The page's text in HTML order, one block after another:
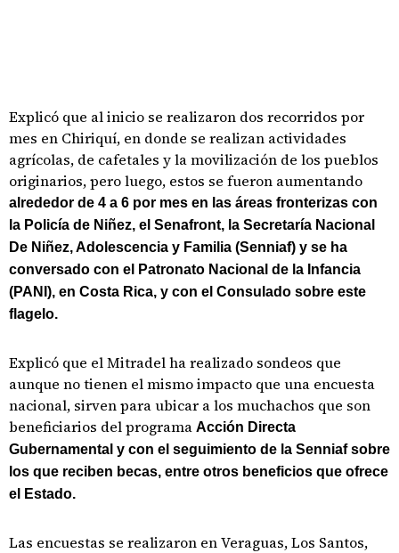
Explicó que al inicio se realizaron dos recorridos por
mes en Chiriquí, en donde se realizan actividades
agrícolas, de cafetales y la movilización de los pueblos
originarios, pero luego, estos se fueron aumentando
alrededor de 4 a 6 por mes en las áreas fronterizas con
la Policía de Niñez, el Senafront, la Secretaría Nacional
De Niñez, Adolescencia y Familia (Senniaf) y se ha
conversado con el Patronato Nacional de la Infancia
(PANI), en Costa Rica, y con el Consulado sobre este
flagelo.
Explicó que el Mitradel ha realizado sondeos que
aunque no tienen el mismo impacto que una encuesta
nacional, sirven para ubicar a los muchachos que son
beneficiarios del programa Acción Directa
Gubernamental y con el seguimiento de la Senniaf sobre
los que reciben becas, entre otros beneficios que ofrece
el Estado.
Las encuestas se realizaron en Veraguas, Los Santos,